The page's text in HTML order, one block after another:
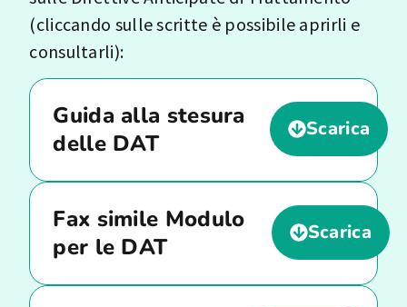
(cliccando sulle scritte è possibile aprirli e
consultarli):
Guida alla stesura
delle DAT
Scarica
Fax simile Modulo
per le DAT
Scarica